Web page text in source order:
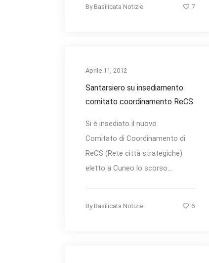
By Basilicata Notizie 7
Aprile 11, 2012
Santarsiero su insediamento
comitato coordinamento ReCS
Si è insediato il nuovo
Comitato di Coordinamento di
ReCS (Rete città strategiche)
eletto a Cuneo lo scorso...
By Basilicata Notizie 6